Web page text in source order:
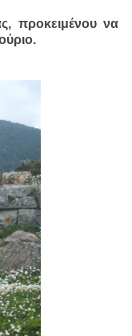
προκειμένου να